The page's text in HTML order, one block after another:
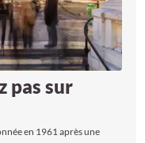
pas sur
en 1961 après une